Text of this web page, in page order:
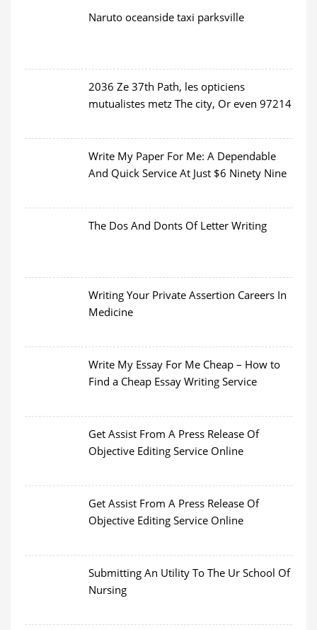
Naruto oceanside taxi parksville
2036 Ze 37th Path, les opticiens
mutualistes metz The city, Or even 97214
Write My Paper For Me: A Dependable
And Quick Service At Just $6 Ninety Nine
The Dos And Donts Of Letter Writing
Writing Your Private Assertion Careers In
Medicine
Write My Essay For Me Cheap – How to
Find a Cheap Essay Writing Service
Get Assist From A Press Release Of
Objective Editing Service Online
Get Assist From A Press Release Of
Objective Editing Service Online
Submitting An Utility To The Ur School Of
Nursing